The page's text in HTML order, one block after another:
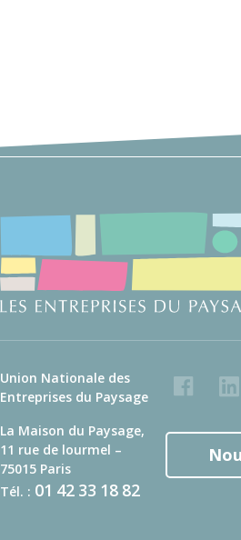
Union Nationale des
Entreprises du Paysage
La Maison du Paysage,
11 rue de lourmel –
75015 Paris
Tél. : 01 42 33 18 82
Facebook